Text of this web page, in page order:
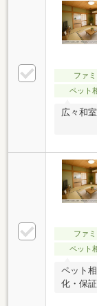
ファ
ペット
広々和
ファ
ペット
ペット
化・保